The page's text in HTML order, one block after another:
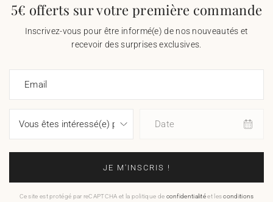
5€ offerts sur votre première commande
Inscrivez-vous pour être informé(e) de nos nouveautés et
recevoir des surprises exclusives.
Email
Date
JE M'INSCRIS !
Ce site est protégé par reCAPTCHA et la politique de confidentialitéet lesconditions